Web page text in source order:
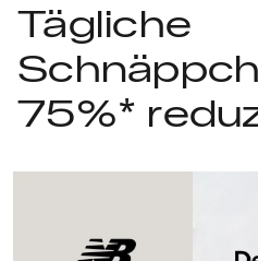
Tägliche
75%*